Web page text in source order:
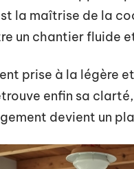
la maîtrise de la
un chantier fluide et
prise à la légère
enfin sa
devient un